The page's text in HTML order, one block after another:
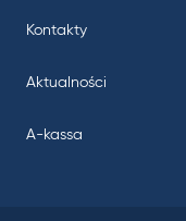
Kontakty
Aktualności
A-kassa